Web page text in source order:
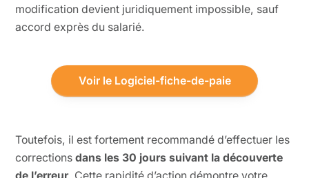
modification devient juridiquement impossible, sauf
accord exprès du salarié.
Voir le Logiciel-fiche-de-paie
Toutefois, il est fortement recommandé d’effectuer les
correctionsdans les 30 jours suivant la découverte